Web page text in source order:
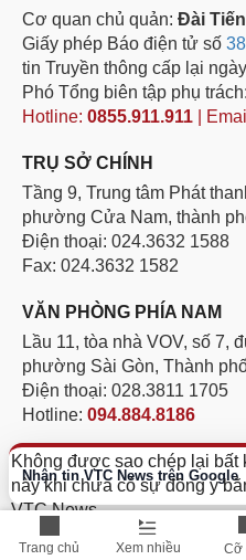
Trang chủ Xem nhiều Cỡ
Nhận tin VTC News trên Google
Cơ quan chủ quản: Đài
Giấy phép Báo điện tử số
tin Truyền thông cấp lại
Phó Tổng biên tập phụ trách:
Hotline: 0855.911.911 |
TRỤ SỞ CHÍNH
Tầng 9, Trung tâm Phát
phường Cửa Nam, thành
Điện thoại: 024.3632 1588
Fax: 024.3632 1582
VĂN PHÒNG PHÍA NAM
Lầu 11, tòa nhà VOV, số 7,
phường Sài Gòn, Thành
Điện thoại: 028.3811 1705
Hotline: 094.884.8186
Không được sao chép lại bất
này khi chưa có sự đồng ý
VTC News